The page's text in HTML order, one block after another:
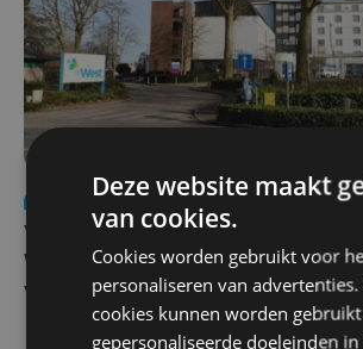
Nieuws
wo 5 augustus | 11:57
Vier Oostendse gynaecologen
West, dat ook een nieuwe voltijdse
verwelkomt
Deze website maakt
van cookies.
Cookies worden gebruikt voor
personaliseren van
cookies kunnen worden
gepersonaliseerde doeleinden